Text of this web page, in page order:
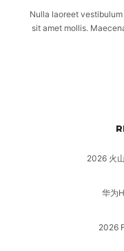
Nulla laoreet
sit amet mollis.
2026 火
华为
2026